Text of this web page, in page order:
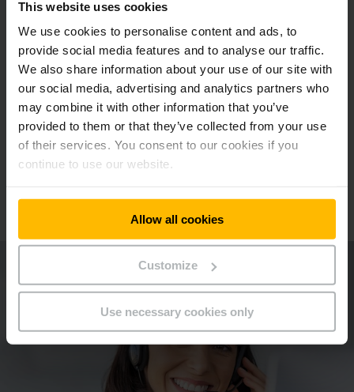
This website uses cookies
We use cookies to personalise content and ads, to
provide social media features and to analyse our traffic.
We also share information about your use of our site with
our social media, advertising and analytics partners who
may combine it with other information that you’ve
provided to them or that they’ve collected from your use
of their services. You consent to our cookies if you
continue to use our website.
Allow all cookies
Customize
Use necessary cookies only
Litiumionilla toimivat lavansiirto- ja
pinontavaunut
Vaihda sähkökäyttöisiin litiumionia hyödyntäviin lavansiirto-
ja pinontavaunuihimme ja hyödynnä maksimaalinen litiumionin
tuoma tehokkuus.